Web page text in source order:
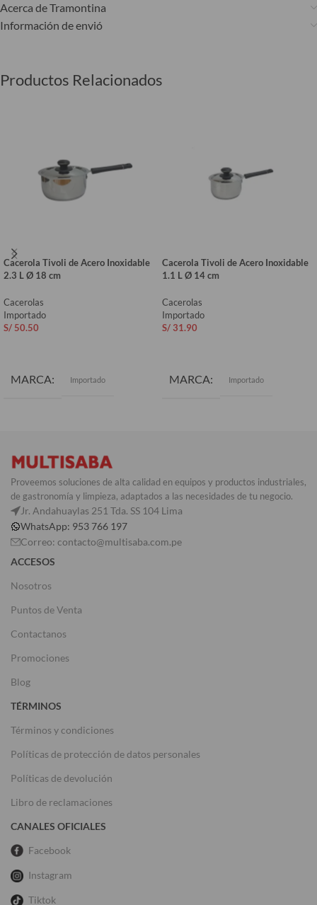
Acerca de Tramontina
Información de envió
Productos Relacionados
Cacerola Tivoli de Acero Inoxidable
2.3 L Ø 18 cm
Cacerolas
Importado
S/ 50.50
MARCA Importado
Cacerola Tivoli de Acero Inoxidable
1.1 L Ø 14 cm
Cacerolas
Importado
S/ 31.90
MARCA Importado
Proveemos soluciones de alta calidad en equipos y productos industriales,
de gastronomía y limpieza, adaptados a las necesidades de tu negocio.
Jr. Andahuaylas 251 Tda. SS 104 Lima
WhatsApp: 953 766 197
Correo: contacto@multisaba.com.pe
ACCESOS
Nosotros
Puntos de Venta
Contactanos
Promociones
Blog
TÉRMINOS
Términos y condiciones
Políticas de protección de datos personales
Políticas de devolución
Libro de reclamaciones
CANALES OFICIALES
Facebook
Instagram
Tiktok